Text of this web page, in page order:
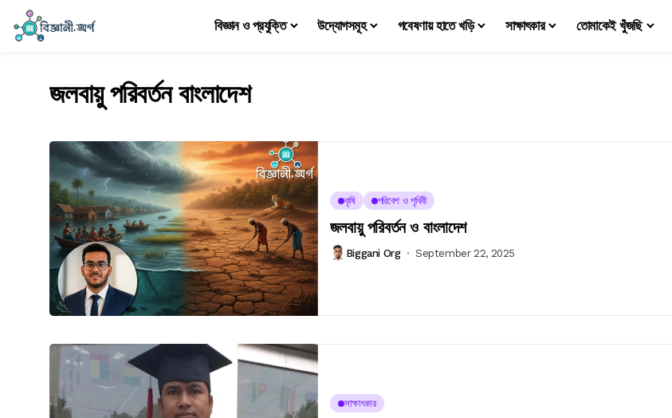
বিজ্ঞান ও প্রযুক্তি উদ্যোগসমূহ গবেষণায় হাতে খড়ি সাক্ষাৎকার তোমাকেই খুঁজছি
জলবায়ু পরিবর্তন বাংলাদেশ
কৃষি পরিবেশ ও পৃথিবী
জলবায়ু পরিবর্তন ও বাংলাদেশ
Biggani Org September 22, 2025
সাক্ষাৎকার